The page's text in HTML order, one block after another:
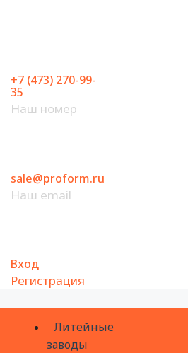
+7 (473) 270-99-
35
Наш номер
sale@proform.ru
Наш email
Вход
Регистрация
Литейные
заводы